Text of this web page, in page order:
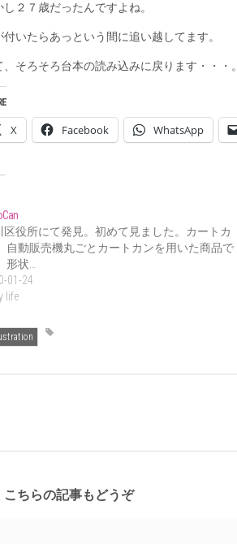
し２７歳だったんですよね。
付いたらあっという間に追い越してます。
、そろそろ台本の読み込みに戻ります・・・。
X Facebook WhatsApp
区役所にて発見。初めて見ました。カートカ
自動販売機丸ごとカートカンを用いた商品で
形状…
01-24
life
こちらの記事もどうぞ